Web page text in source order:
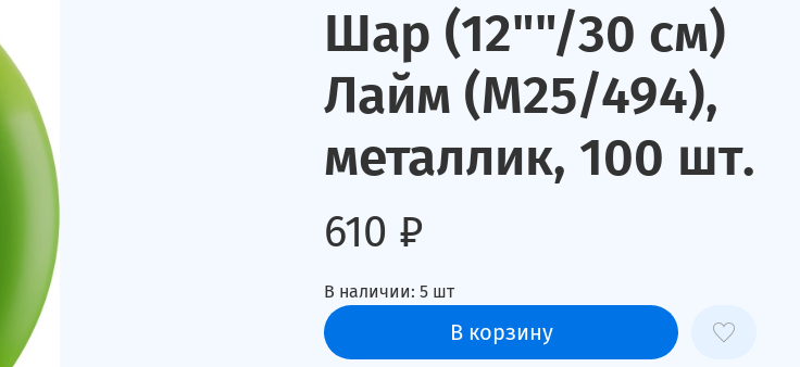
Шар (12""/30 см)
Лайм (M25/494),
металлик, 100 шт.
610 ₽
В наличии: 5 шт
В корзину